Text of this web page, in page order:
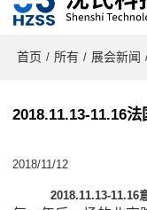
首页 / 所有 / 展会新闻
2018.11.13-11.16
2018/11/12
2018.11.13-11.16